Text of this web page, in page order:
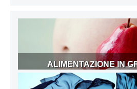
ALIMENTAZIONE IN